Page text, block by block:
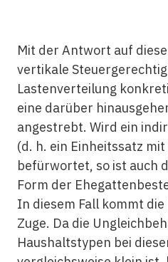
Mit der Antwort auf
vertikale
Lastenverteilung
eine darüber
angestrebt. Wird ein
(d. h. ein Einheitssatz
befürwortet, so ist auch
Form der
In diesem Fall kommt
Zuge. Da die
Haushaltstypen bei